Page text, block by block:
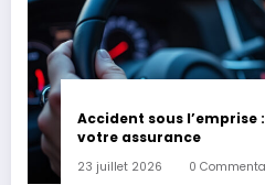
Accident sous
votre assurance
23 juillet 2026 0